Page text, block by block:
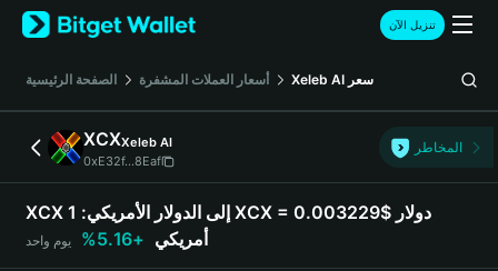
English
日本語
Русский
Español (Latinoamérica)
Türkçe
Deutsch
简体中文
تنزيل الآن
الصفحة الرئيسية أسعار العملات المشفرة Xeleb AI سعر
XCXXeleb AI
0xE32f...8Eaf
المخاطر
XCX إلى الدولار الأمريكي: 1 XCX = 0.003229$ دولار
أمريكي +5.16% يوم واحد